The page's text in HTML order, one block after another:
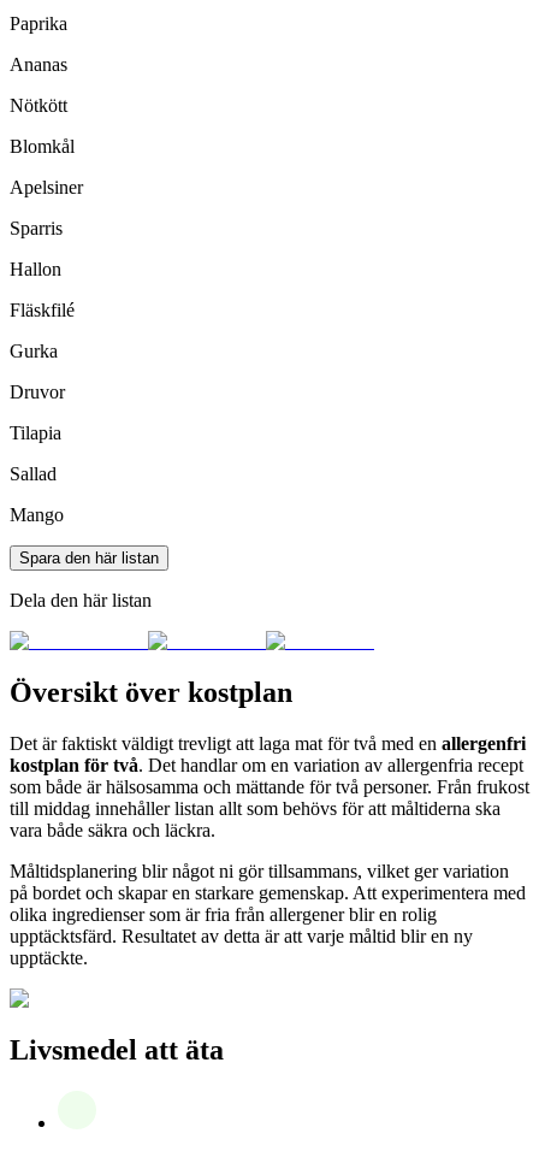
Paprika
Ananas
Nötkött
Blomkål
Apelsiner
Sparris
Hallon
Fläskfilé
Gurka
Druvor
Tilapia
Sallad
Mango
Spara den här listan
Dela den här listan
Översikt över kostplan
Det är faktiskt väldigt trevligt att laga mat för två med en allergenfri
kostplan för två. Det handlar om en variation av allergenfria recept
som både är hälsosamma och mättande för två personer. Från frukost
till middag innehåller listan allt som behövs för att måltiderna ska
vara både säkra och läckra.
Måltidsplanering blir något ni gör tillsammans, vilket ger variation
på bordet och skapar en starkare gemenskap. Att experimentera med
olika ingredienser som är fria från allergener blir en rolig
upptäcktsfärd. Resultatet av detta är att varje måltid blir en ny
upptäckte.
Livsmedel att äta